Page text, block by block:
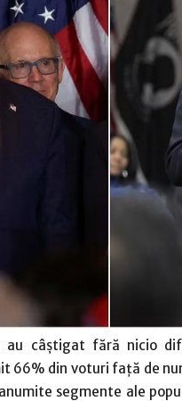
au câştigat fără nicio
66% din voturi faţă de
segmente ale